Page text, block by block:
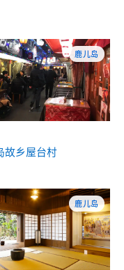
鹿儿岛
故乡屋台村
鹿儿岛